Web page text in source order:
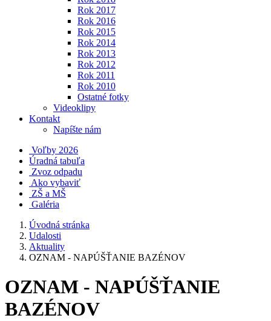
Rok 2017
Rok 2016
Rok 2015
Rok 2014
Rok 2013
Rok 2012
Rok 2011
Rok 2010
Ostatné fotky
Videoklipy
Kontakt
Napíšte nám
Voľby 2026
Úradná tabuľa
Zvoz odpadu
Ako vybaviť
ZŠ a MŠ
Galéria
Úvodná stránka
Udalosti
Aktuality
OZNAM - NAPÚŠŤANIE BAZÉNOV
OZNAM - NAPÚŠŤANIE
BAZÉNOV